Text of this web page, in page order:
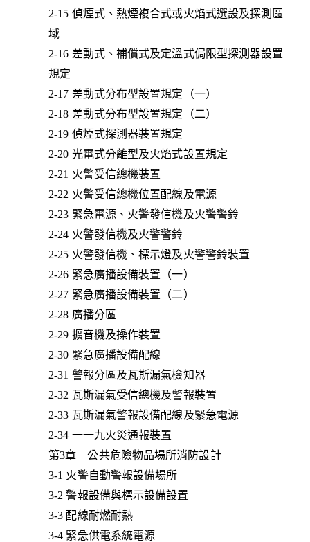
2-15 偵煙式、熱煙複合式或火焰式選設及探測區
域
2-16 差動式、補償式及定溫式侷限型探測器設置
規定
2-17 差動式分布型設置規定（一）
2-18 差動式分布型設置規定（二）
2-19 偵煙式探測器裝置規定
2-20 光電式分離型及火焰式設置規定
2-21 火警受信總機裝置
2-22 火警受信總機位置配線及電源
2-23 緊急電源、火警發信機及火警警鈴
2-24 火警發信機及火警警鈴
2-25 火警發信機、標示燈及火警警鈴裝置
2-26 緊急廣播設備裝置（一）
2-27 緊急廣播設備裝置（二）
2-28 廣播分區
2-29 擴音機及操作裝置
2-30 緊急廣播設備配線
2-31 警報分區及瓦斯漏氣檢知器
2-32 瓦斯漏氣受信總機及警報裝置
2-33 瓦斯漏氣警報設備配線及緊急電源
2-34 一一九火災通報裝置
第3章 公共危險物品場所消防設計
3-1 火警自動警報設備場所
3-2 警報設備與標示設備設置
3-3 配線耐燃耐熱
3-4 緊急供電系統電源